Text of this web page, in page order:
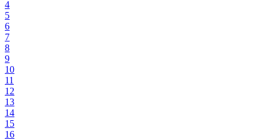
4
5
6
7
8
9
10
11
12
13
14
15
16